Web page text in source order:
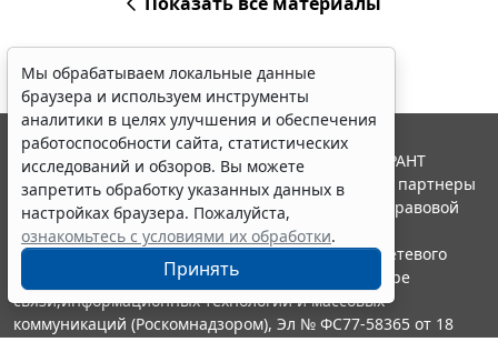
Мы обрабатываем локальные данные
браузера и используем инструменты
аналитики в целях улучшения и обеспечения
работоспособности сайта, статистических
исследований и обзоров. Вы можете
запретить обработку указанных данных в
настройках браузера. Пожалуйста,
ознакомьтесь с условиями их обработки.
Принять
© ООО "НПП "ГАРАНТ-СЕРВИС", 2026. Система ГАРАНТ
выпускается с 1990 года. Компания "Гарант" и ее партнеры
являются участниками Российской ассоциации правовой
информации ГАРАНТ.
Портал ГАРАНТ.РУ зарегистрирован в качестве сетевого
издания Федеральной службой по надзору в сфере
связи,информационных технологий и массовых
коммуникаций (Роскомнадзором), Эл № ФС77-58365 от 18